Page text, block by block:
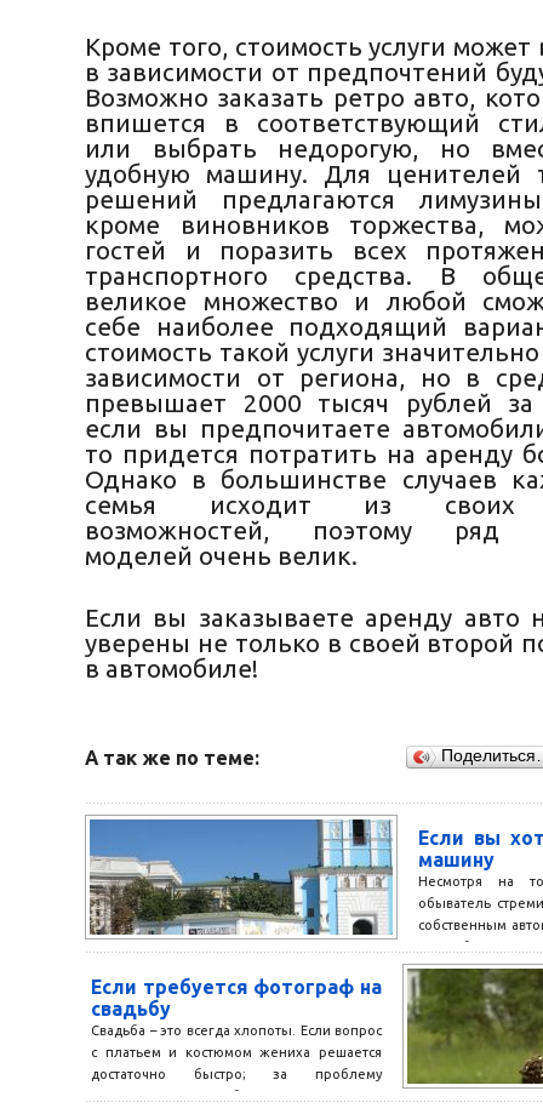
Кроме того, стоимость услуги может
в зависимости от предпочтений
Возможно заказать ретро авто,
впишется в соответствующий
или выбрать недорогую, но
удобную машину. Для ценителей
решений предлагаются
кроме виновников торжества,
гостей и поразить всех
транспортного средства. В
великое множество и любой
себе наиболее подходящий
стоимость такой услуги
зависимости от региона, но в
превышает 2000 тысяч рублей за
если вы предпочитаете
то придется потратить на аренду
Однако в большинстве случаев
семья исходит из своих
возможностей, поэтому ряд
моделей очень велик.
Если вы заказываете аренду авто
уверены не только в своей второй
в автомобиле!
А так же по теме:
Если вы
машину
Несмотря на
обыватель
собственным
авто в больших
Если требуется фотограф на
свадьбу
Свадьба – это всегда хлопоты. Если вопрос
с платьем и костюмом жениха решается
достаточно быстро; за проблему
организации вечера берется...